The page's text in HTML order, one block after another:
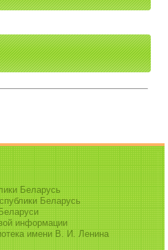
Беларусь
Беларусь
информации
имени В. И. Ленина